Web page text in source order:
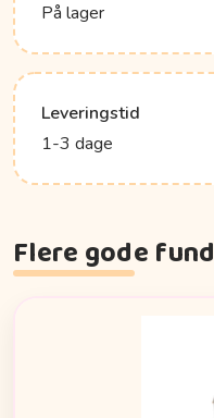
På lager
Leveringstid
1-3 dage
Flere gode fund